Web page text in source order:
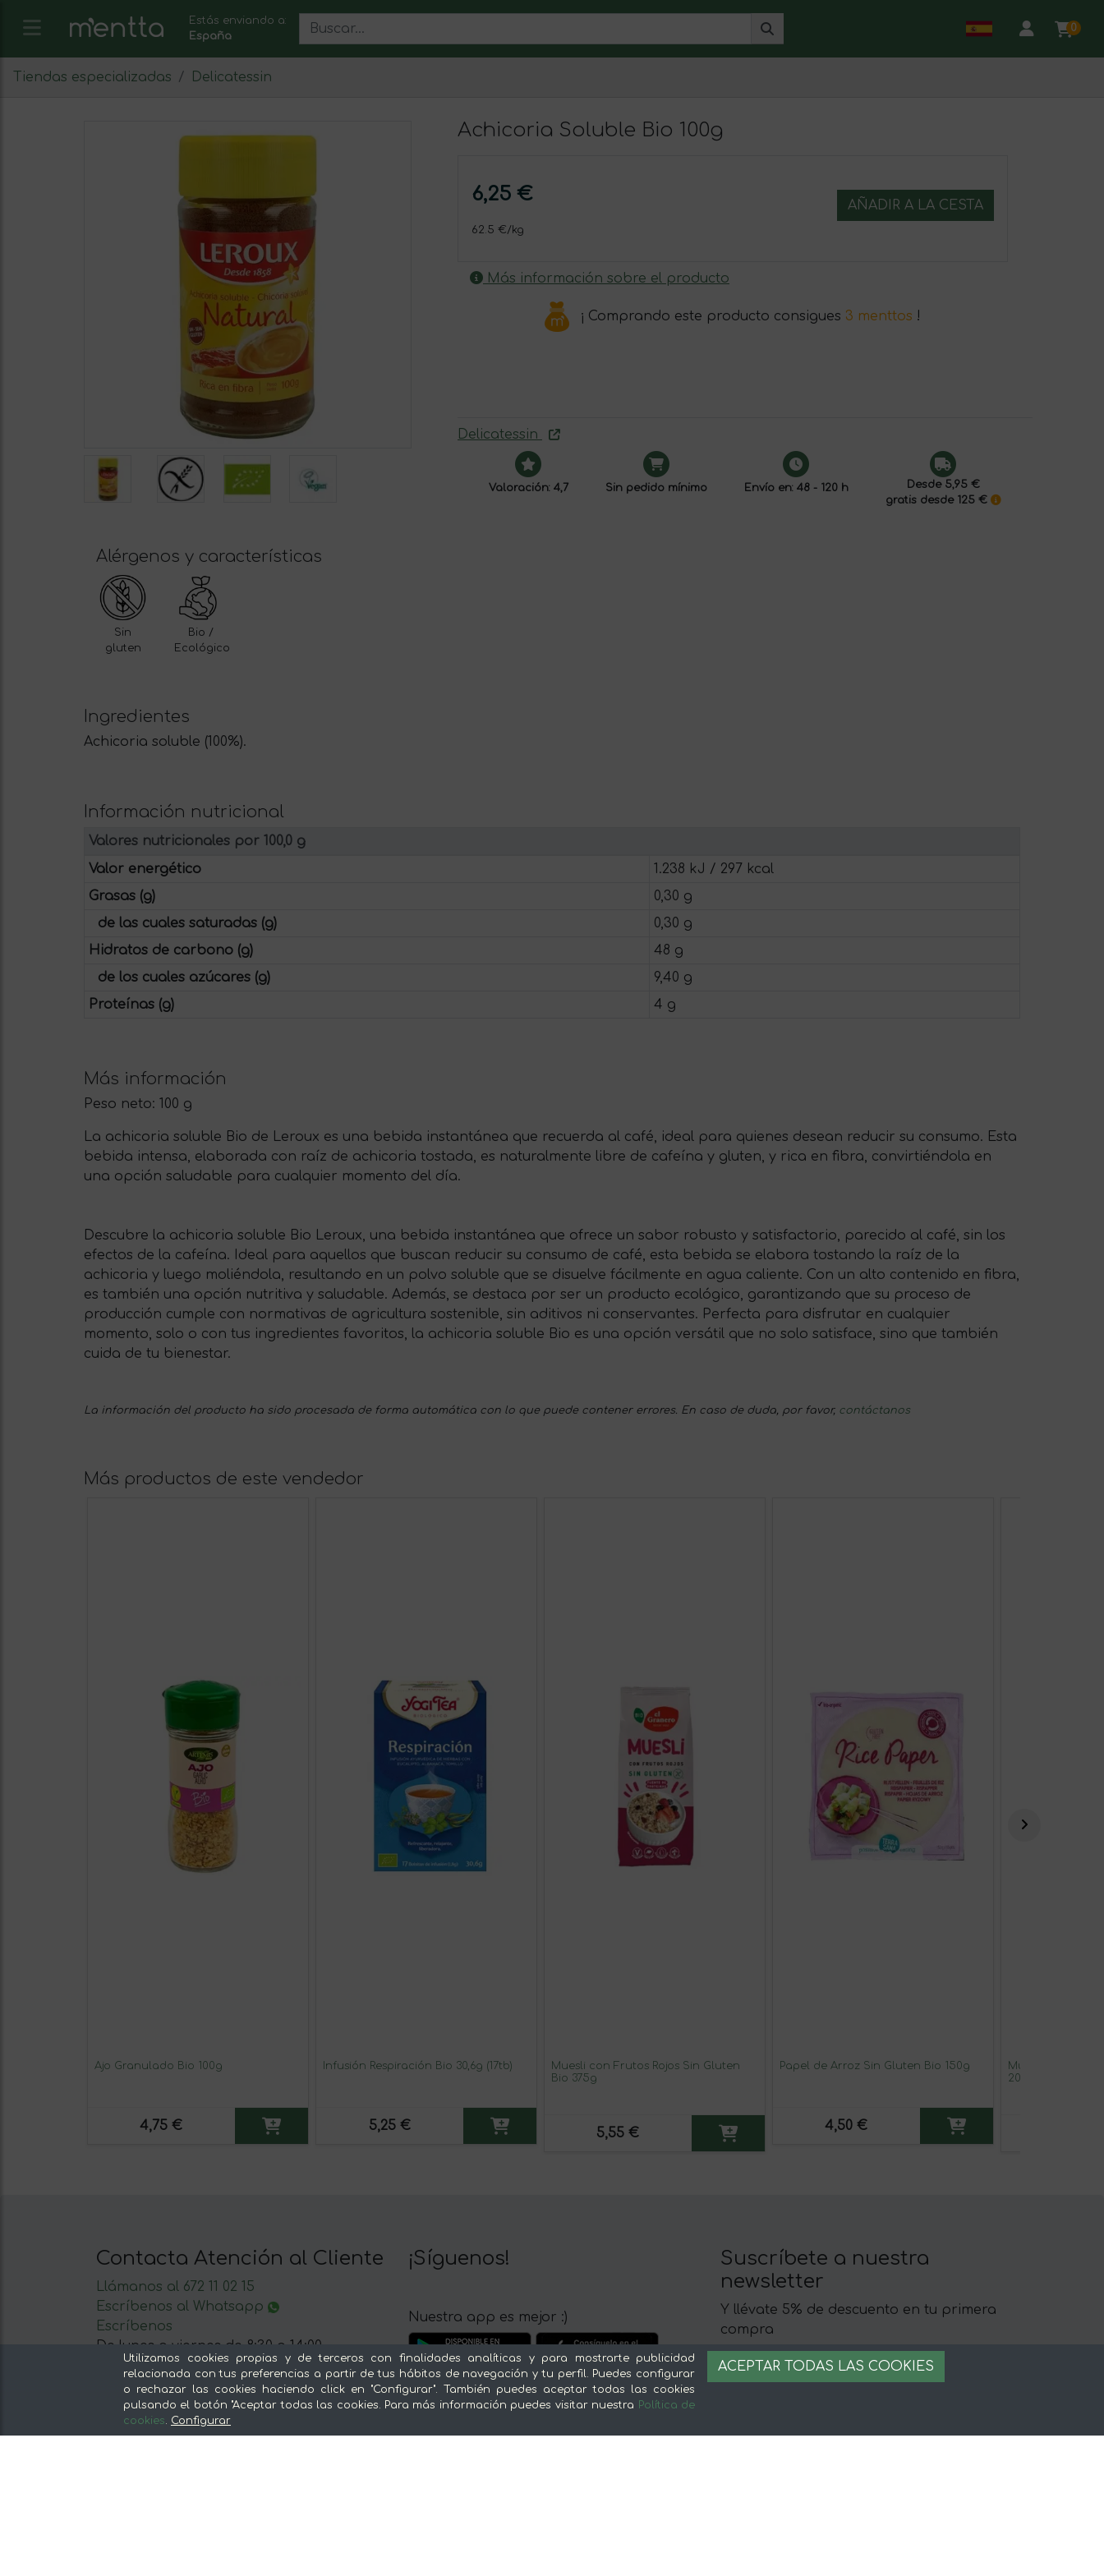
Estás enviando a:
España
0
Tiendas especializadas Delicatessin
Achicoria Soluble Bio 100g
6,25 €
62.5 €/kg
AÑADIR A LA CESTA
Más información sobre el producto
¡ Comprando este producto consigues 3 menttos !
Delicatessin
Valoración: 4,7 Sin pedido mínimo Envío en: 48 - 120 h
Desde 5,95 €
gratis desde 125 €
Alérgenos y características
Sin
gluten
Bio /
Ecológico
Ingredientes
Achicoria soluble (100%).
Información nutricional
Valores nutricionales por 100,0 g
Valor energético
1.238 kJ / 297 kcal
Grasas (g)
0,30 g
de las cuales saturadas (g)
0,30 g
Hidratos de carbono (g)
48 g
de los cuales azúcares (g)
9,40 g
Proteínas (g)
4 g
Más información
Peso neto: 100 g
La achicoria soluble Bio de Leroux es una bebida instantánea que recuerda al café, ideal para quienes desean reducir su consumo. Esta
bebida intensa, elaborada con raíz de achicoria tostada, es naturalmente libre de cafeína y gluten, y rica en fibra, convirtiéndola en
una opción saludable para cualquier momento del día.
Descubre la achicoria soluble Bio Leroux, una bebida instantánea que ofrece un sabor robusto y satisfactorio, parecido al café, sin los
efectos de la cafeína. Ideal para aquellos que buscan reducir su consumo de café, esta bebida se elabora tostando la raíz de la
achicoria y luego moliéndola, resultando en un polvo soluble que se disuelve fácilmente en agua caliente. Con un alto contenido en fibra,
es también una opción nutritiva y saludable. Además, se destaca por ser un producto ecológico, garantizando que su proceso de
producción cumple con normativas de agricultura sostenible, sin aditivos ni conservantes. Perfecta para disfrutar en cualquier
momento, solo o con tus ingredientes favoritos, la achicoria soluble Bio es una opción versátil que no solo satisface, sino que también
cuida de tu bienestar.
La información del producto ha sido procesada de forma automática con lo que puede contener errores. En caso de duda, por favor, contáctanos
Más productos de este vendedor
Ajo Granulado Bio 100g
4,75 €
Infusión Respiración Bio 30,6g (17tb)
5,25 €
Muesli con Frutos Rojos Sin Gluten
Bio 375g
5,55 €
Papel de Arroz Sin Gluten Bio 150g
4,50 €
Muesli Andino
200g
Contacta Atención al Cliente
Llámanos al 672 11 02 15
Escríbenos al Whatsapp
Escríbenos
De lunes a viernes de 8:30 a 14:00
¡Síguenos!
Nuestra app es mejor :)
Suscríbete a nuestra
newsletter
Y llévate 5% de descuento en tu primera
compra
Utilizamos cookies propias y de terceros con finalidades analíticas y para mostrarte publicidad
relacionada con tus preferencias a partir de tus hábitos de navegación y tu perfil. Puedes configurar
o rechazar las cookies haciendo click en "Configurar". También puedes aceptar todas las cookies
pulsando el botón "Aceptar todas las cookies. Para más información puedes visitar nuestra Política de
cookies. Configurar
ACEPTAR TODAS LAS COOKIES